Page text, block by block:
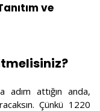
ve
adım attığın anda,
Çünkü 1220